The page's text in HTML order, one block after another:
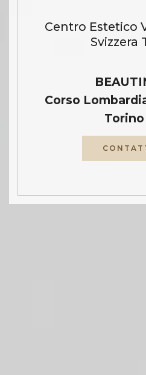
Centro Estetico
Svizzera
Corso
Torino